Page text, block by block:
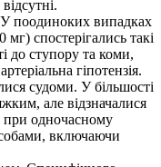
У поодиноких випадках
спостерігались такі
до ступору та коми,
гіпотензія.
судоми. У більшості
але відзначалися
при одночасному
включаючи